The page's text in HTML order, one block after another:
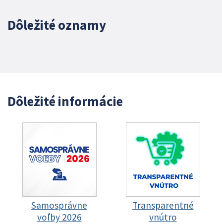
Dôležité oznamy
Dôležité informácie
Samosprávne
voľby 2026
Transparentné
vnútro